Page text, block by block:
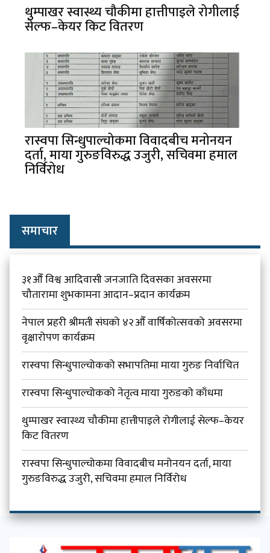
थुम्पाखर स्वास्थ्य चौकीमा हात्तीपाइले रोगीलाई
सेल्फ–केयर किट वितरण
रास्वपा सिन्धुपाल्चोकमा विवादबीच मनोनयन
दर्ता, माया गुरुङविरुद्ध उजुरी, सचिवमा हमाल
निर्विरोध
समाचार
३१औँ विश्व आदिवासी जनजाति दिवसका अवसरमा
चौतारामा शुभकामना आदान–प्रदान कार्यक्रम
नेपाल प्रहरी श्रीमती संघको ४२औँ वार्षिकोत्सवको अवसरमा
वृक्षारोपण कार्यक्रम
रास्वपा सिन्धुपाल्चोकको सभापतिमा माया गुरुङ निर्वाचित
रास्वपा सिन्धुपाल्चोकको नेतृत्व माया गुरुङको काँधमा
थुम्पाखर स्वास्थ्य चौकीमा हात्तीपाइले रोगीलाई सेल्फ–केयर
किट वितरण
रास्वपा सिन्धुपाल्चोकमा विवादबीच मनोनयन दर्ता, माया
गुरुङविरुद्ध उजुरी, सचिवमा हमाल निर्विरोध